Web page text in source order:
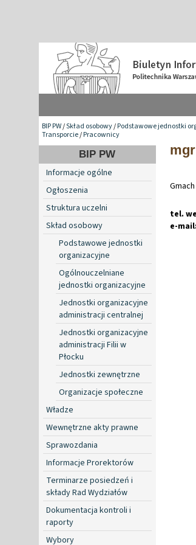
BIP PW/Skład osobowy/Podstawowe jednostki
Transporcie/Pracownicy
BIP PW
Informacje ogólne
Ogłoszenia
Struktura uczelni
Skład osobowy
Podstawowe jednostki
organizacyjne
Ogólnouczelniane
jednostki organizacyjne
Jednostki organizacyjne
administracji centralnej
Jednostki organizacyjne
administracji Filii w
Płocku
Jednostki zewnętrzne
Organizacje społeczne
Władze
Wewnętrzne akty prawne
Sprawozdania
Informacje Prorektorów
Terminarze posiedzeń i
składy Rad Wydziałów
Dokumentacja kontroli i
raporty
Wybory
tel.
e-mail: